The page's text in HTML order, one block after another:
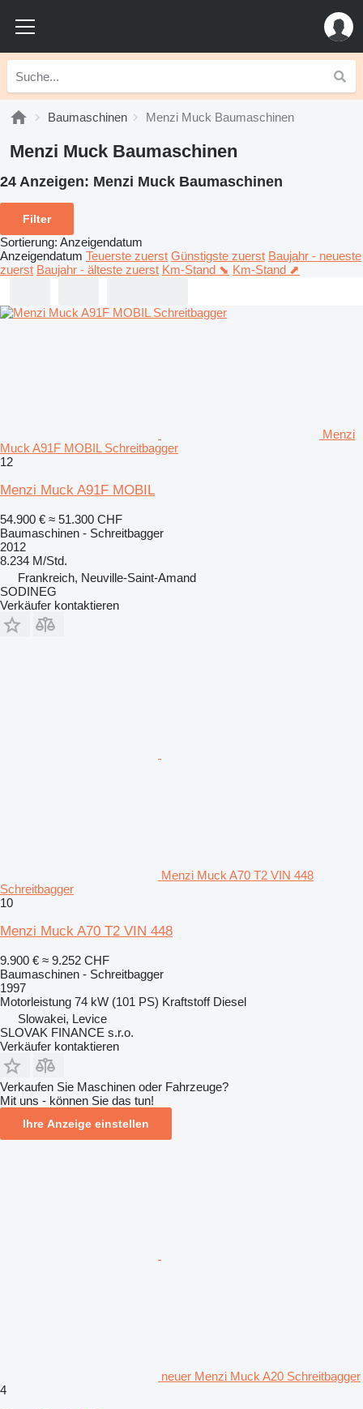
Baumaschinen Menzi Muck Baumaschinen
Menzi Muck Baumaschinen
24 Anzeigen: Menzi Muck Baumaschinen
Filter
Sortierung: Anzeigendatum
Anzeigendatum Teuerste zuerst Günstigste zuerst Baujahr - neueste
zuerst Baujahr - älteste zuerst Km-Stand ⬊ Km-Stand ⬈
Menzi
Muck A91F MOBIL Schreitbagger
12
Menzi Muck A91F MOBIL
54.900 € ≈ 51.300 CHF
Baumaschinen - Schreitbagger
2012
8.234 M/Std.
Frankreich, Neuville-Saint-Amand
SODINEG
Verkäufer kontaktieren
Menzi Muck A70 T2 VIN 448
Schreitbagger
10
Menzi Muck A70 T2 VIN 448
9.900 € ≈ 9.252 CHF
Baumaschinen - Schreitbagger
1997
Motorleistung 74 kW (101 PS) Kraftstoff Diesel
Slowakei, Levice
SLOVAK FINANCE s.r.o.
Verkäufer kontaktieren
Verkaufen Sie Maschinen oder Fahrzeuge?
Mit uns - können Sie das tun!
Ihre Anzeige einstellen
neuer Menzi Muck A20 Schreitbagger
4